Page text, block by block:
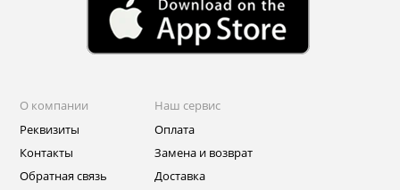
О компании
Реквизиты
Контакты
Обратная связь
Наш сервис
Оплата
Замена и возврат
Доставка